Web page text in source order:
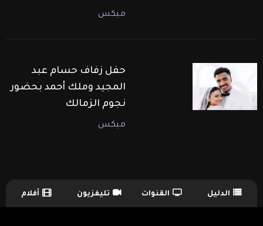
ميكس
حفل زفاف حسام عبد
المجيد وملك أحمد بحضور
نجوم الزمالك
ميكس
TV Guide Menu الدليل القنوات تليفزيون أفلام